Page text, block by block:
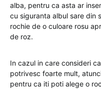
alba, pentru ca asta ar
cu siguranta albul sare din
rochie de o culoare rosu
de roz.
In cazul in care consideri
potrivesc foarte mult,
pentru ca iti poti alege o